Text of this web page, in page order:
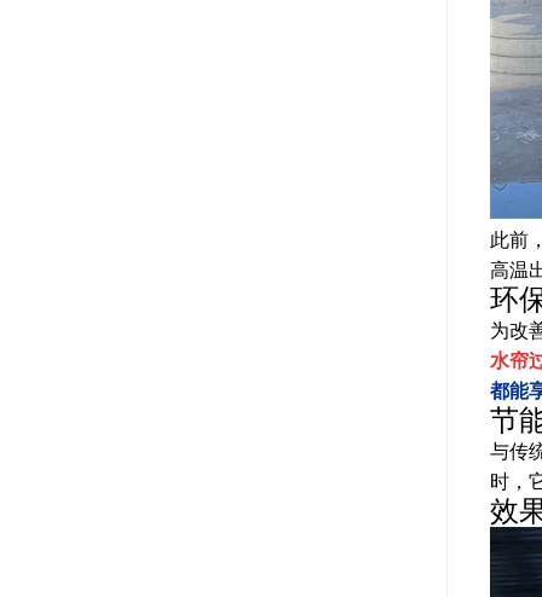
此前
高温
环
为改
水帘
都能
节
与传
时，
效